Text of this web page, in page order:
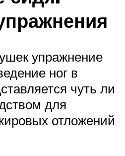
упражнение
ног в
чуть ли
для
отложений